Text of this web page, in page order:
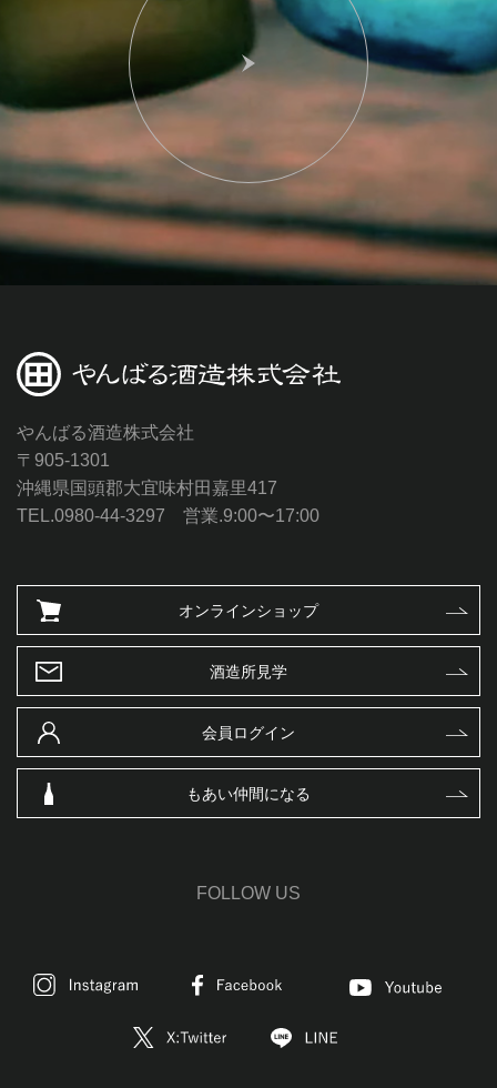
やんばる酒造株式会社
〒905-1301
沖縄県国頭郡大宜味村田嘉里417
TEL.0980-44-3297 営業.9:00〜17:00
オンラインショップ
酒造所見学
会員ログイン
もあい仲間になる
FOLLOW US